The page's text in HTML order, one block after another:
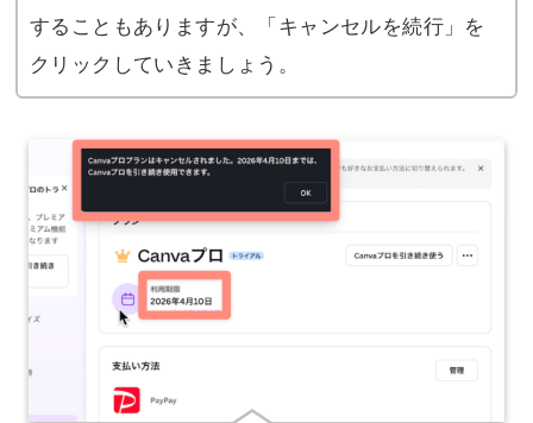
することもありますが、「キャンセルを続行」を
クリックしていきましょう。